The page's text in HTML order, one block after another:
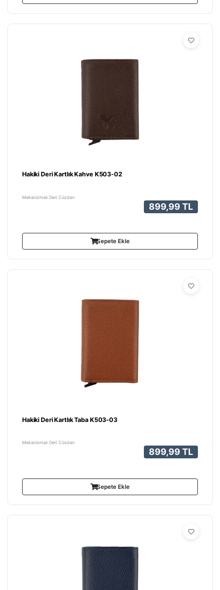
Hakiki Deri Kartlık Kahve K503-02
Mekanizmalı Deri Cüzdan
899,99 TL
Sepete Ekle
Hakiki Deri Kartlık Taba K503-03
Mekanizmalı Deri Cüzdan
899,99 TL
Sepete Ekle